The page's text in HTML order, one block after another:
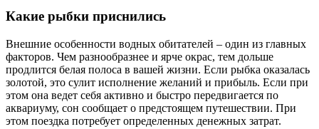
Какие рыбки приснились
Внешние особенности водных обитателей – один из главных
факторов. Чем разнообразнее и ярче окрас, тем дольше
продлится белая полоса в вашей жизни. Если рыбка оказалась
золотой, это сулит исполнение желаний и прибыль. Если при
этом она ведет себя активно и быстро передвигается по
аквариуму, сон сообщает о предстоящем путешествии. При
этом поездка потребует определенных денежных затрат.